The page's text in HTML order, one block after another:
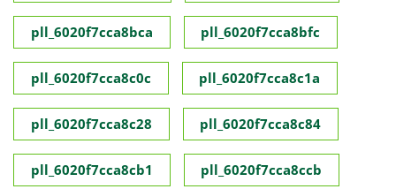
pll_6020f7cca8bca pll_6020f7cca8bfc
pll_6020f7cca8c0c pll_6020f7cca8c1a
pll_6020f7cca8c28 pll_6020f7cca8c84
pll_6020f7cca8cb1 pll_6020f7cca8ccb